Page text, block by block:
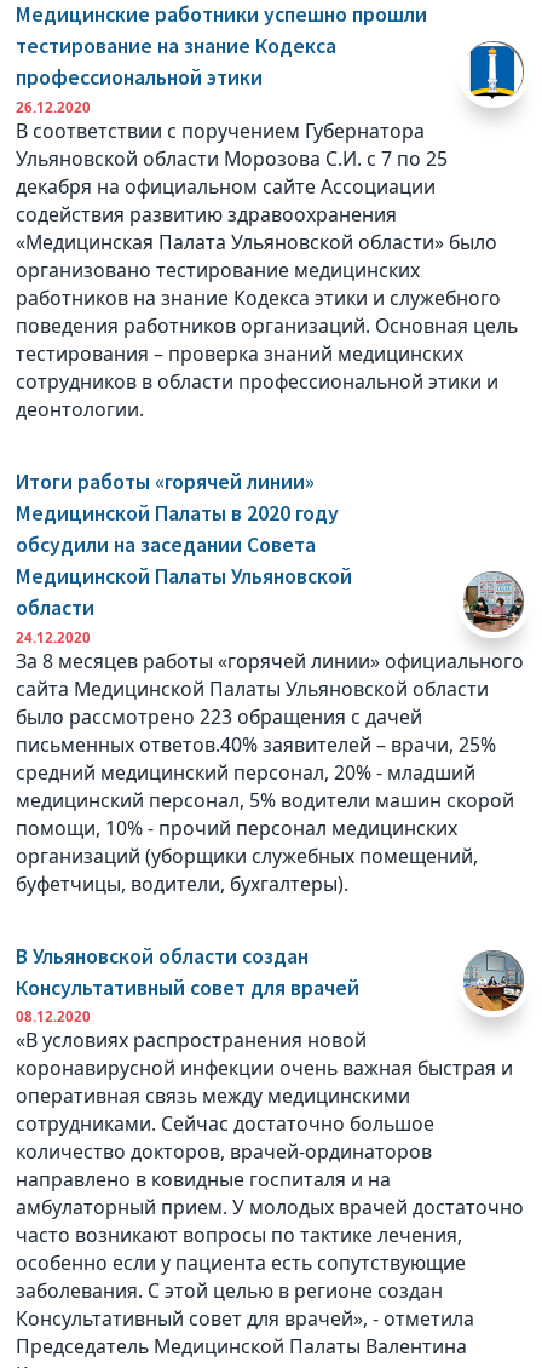
Медицинские работники успешно прошли
тестирование на знание Кодекса
профессиональной этики
26.12.2020
В соответствии с поручением Губернатора
Ульяновской области Морозова С.И. с 7 по 25
декабря на официальном сайте Ассоциации
содействия развитию здравоохранения
«Медицинская Палата Ульяновской области» было
организовано тестирование медицинских
работников на знание Кодекса этики и служебного
поведения работников организаций. Основная цель
тестирования – проверка знаний медицинских
сотрудников в области профессиональной этики и
деонтологии.
Итоги работы «горячей линии»
Медицинской Палаты в 2020 году
обсудили на заседании Совета
Медицинской Палаты Ульяновской
области
24.12.2020
За 8 месяцев работы «горячей линии» официального
сайта Медицинской Палаты Ульяновской области
было рассмотрено 223 обращения с дачей
письменных ответов.40% заявителей – врачи, 25%
средний медицинский персонал, 20% - младший
медицинский персонал, 5% водители машин скорой
помощи, 10% - прочий персонал медицинских
организаций (уборщики служебных помещений,
буфетчицы, водители, бухгалтеры).
В Ульяновской области создан
Консультативный совет для врачей
08.12.2020
«В условиях распространения новой
коронавирусной инфекции очень важная быстрая и
оперативная связь между медицинскими
сотрудниками. Сейчас достаточно большое
количество докторов, врачей-ординаторов
направлено в ковидные госпиталя и на
амбулаторный прием. У молодых врачей достаточно
часто возникают вопросы по тактике лечения,
особенно если у пациента есть сопутствующие
заболевания. С этой целью в регионе создан
Консультативный совет для врачей», - отметила
Председатель Медицинской Палаты Валентина